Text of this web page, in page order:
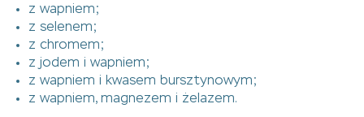
z wapniem;
z selenem;
z chromem;
z jodem i wapniem;
z wapniem i kwasem bursztynowym;
z wapniem, magnezem i żelazem.